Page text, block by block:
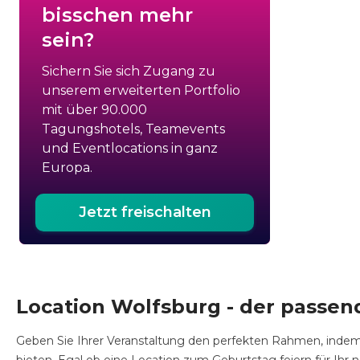
bisschen mehr
sein?
Sichern Sie sich Zugang zu
unserem erweiterten Portfolio
mit über 90.000
Tagungshotels, Teamevents
und Eventlocations in ganz
Europa.
Jetzt freischalten
Location Wolfsburg - der
Geben Sie Ihrer Veranstaltung den perfekten Rahmen,